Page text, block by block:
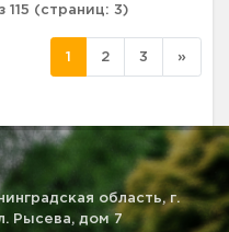
115 (страниц: 3)
1 2 3 »
область, г.
Рысева, дом 7